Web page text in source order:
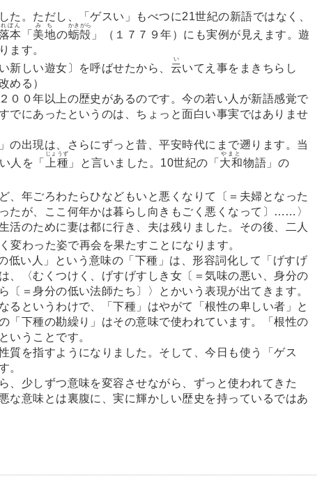
。ただし、「ゲスい」もべつに21世紀の新語ではなく、
本
れぼん
「 美地
みち
の蛎殻
かきがら
」（１７７９年）にも実例が見えます。遊
ます。
新しい遊女〕を呼ばせたから、 云
い
いてえ事をまきちらし
める）
０年以上の歴史があるのです。今の若い人が新語感覚で
でにあったというのは、ちょっと面白い事実ではありませ
出現は、さらにずっと昔、平安時代にまで遡ります。当
人を「 上種
じょうず
」と言いました。10世紀の「 大和
やまと
物語」の
、年ごろわたらひなどもいと悪くなりて〔＝夫婦となった
たが、ここ何年かは暮らし向きもごく悪くなって〕
… …〉
のために妻は都に行き、夫は残りました。その後、二人
変わった姿で再会を果たすことになります。
い人」という意味の「下種」は、形容詞化して「げすげ
、〈むくつけく、げすげすしき女〔＝気味の悪い、身分の
〔＝身分の低い法師たち〕〉とかいう表現が出てきます。
というわけで、「下種」はやがて「根性の卑しい者」と
「下種の勘繰り」はその意味で使われています。「根性の
いうことです。
質を指すようになりました。そして、今日も使う「ゲス
。
少しずつ意味を変容させながら、ずっと使われてきた
な意味とは裏腹に、実に輝かしい歴史を持っているではあ